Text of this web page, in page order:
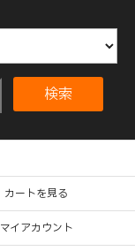
検索
カートを見る
マイアカウント